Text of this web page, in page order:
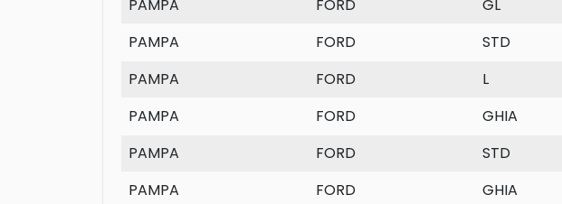
PAMPA
FORD GL
PAMPA
FORD STD
PAMPA
FORD L
PAMPA
FORD GHIA
PAMPA
FORD STD
PAMPA
FORD GHIA